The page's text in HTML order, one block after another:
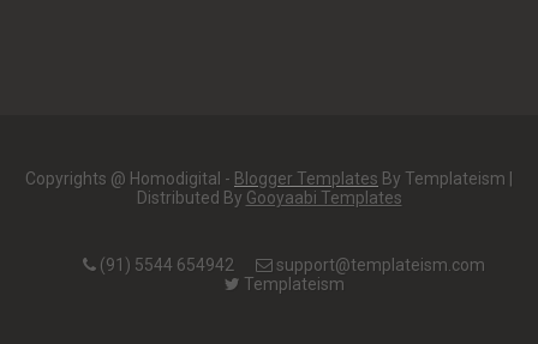
Copyrights @ Homodigital - Blogger Templates By Templateism |
Distributed By Gooyaabi Templates
(91) 5544 654942
support@templateism.com
Templateism